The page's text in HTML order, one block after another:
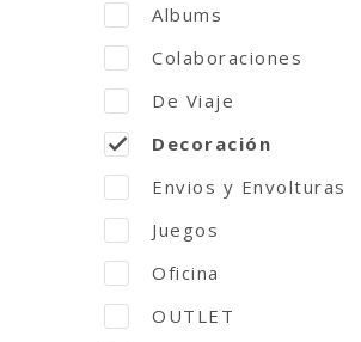
Albums
Colaboraciones
De Viaje
Decoración
Envios y Envolturas
Juegos
Oficina
OUTLET